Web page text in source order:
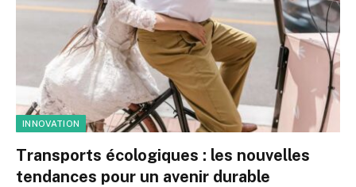
INNOVATION
Transports écologiques : les nouvelles
tendances pour un avenir durable